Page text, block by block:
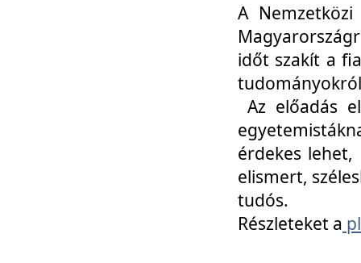
A
időt szakít a
Az előadás
érdekes lehet,
elismert,
tudós.
Részleteket a